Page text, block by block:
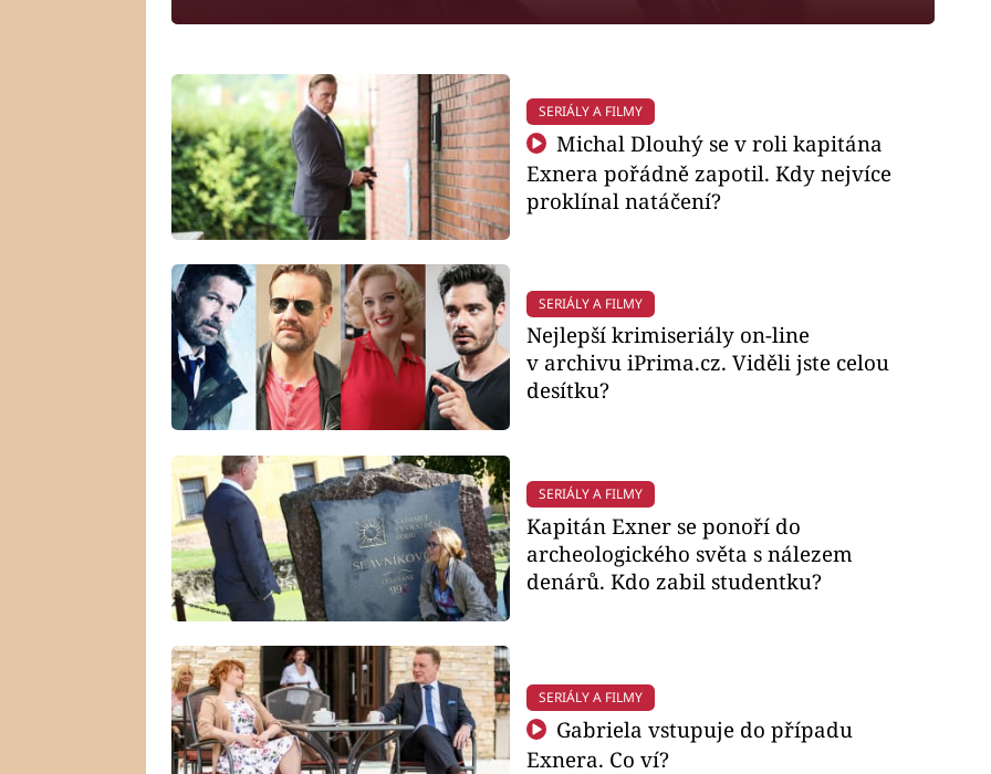
SERIÁLY A FILMY
Michal Dlouhý se v roli kapitána
Exnera pořádně zapotil. Kdy nejvíce
proklínal natáčení?
SERIÁLY A FILMY
Nejlepší krimiseriály on-line
v archivu iPrima.cz. Viděli jste celou
desítku?
SERIÁLY A FILMY
Kapitán Exner se ponoří do
archeologického světa s nálezem
denárů. Kdo zabil studentku?
SERIÁLY A FILMY
Gabriela vstupuje do případu
Exnera. Co ví?